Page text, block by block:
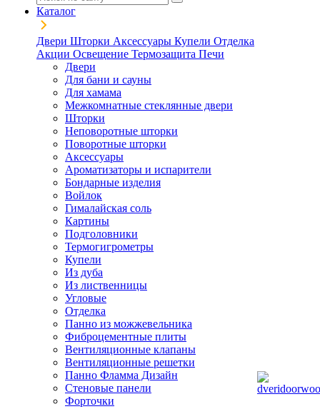
Каталог
Двери Шторки Аксессуары Купели Отделка
Акции Освещение Термозащита Печи
Двери
Для бани и сауны
Для хамама
Межкомнатные стеклянные двери
Шторки
Неповоротные шторки
Поворотные шторки
Аксессуары
Ароматизаторы и испарители
Бондарные изделия
Войлок
Гималайская соль
Картины
Подголовники
Термогигрометры
Купели
Из дуба
Из лиственницы
Угловые
Отделка
Панно из можжевельника
Фиброцементные плиты
Вентиляционные клапаны
Вентиляционные решетки
Панно Фламма Дизайн
Стеновые панели
Форточки